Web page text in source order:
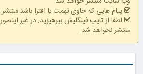
توسط
پیام هایی که حاوی تهمت یا افترا باشد
لطفا از تایپ فینگلیش بپرهیزید. در غیر
منتشر نخواهد شد.